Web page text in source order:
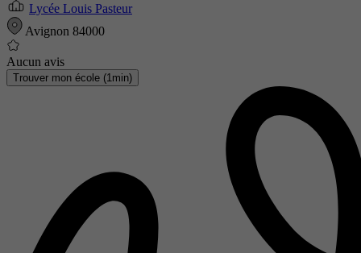
Lycée Louis Pasteur
Avignon 84000
Aucun avis
Trouver mon école (1min)